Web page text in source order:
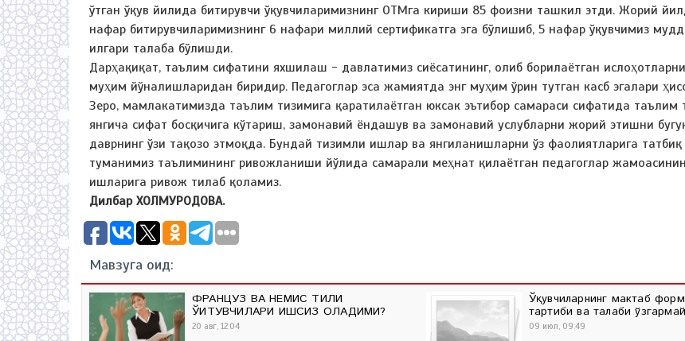
ўтган ўқув йилида битирувчи ўқувчиларимизнинг ОТМга кириши 85 фоизни ташкил этди. Жорий
нафар битирувчиларимизнинг 6 нафари миллий сертификатга эга бўлишиб, 5 нафар ўқувчимиз
илгари талаба бўлишди.
Дарҳақиқат, таълим сифатини яхшилаш - давлатимиз сиёсатининг, олиб борилаётган
муҳим йўналишларидан биридир. Педагоглар эса жамиятда энг муҳим ўрин тутган касб эгалари
Зеро, мамлакатимизда таълим тизимига қаратилаётган юксак эътибор самараси сифатида таълим
янгича сифат босқичига кўтариш, замонавий ёндашув ва замонавий услубларни жорий этишни
даврнинг ўзи тақозо этмоқда. Бундай тизимли ишлар ва янгиланишларни ўз фаолиятларига татбиқ
туманимиз таълимининг ривожланиши йўлида самарали меҳнат қилаётган педагоглар
ишларига ривож тилаб қоламиз.
Дилбар ХОЛМУРОДОВА.
Мавзуга оид:
ФРАНЦУЗ ВА НЕМИС ТИЛИ
ЎҚИТУВЧИЛАРИ ИШСИЗ ҚОЛАДИМИ?
20 авг, 12:04
Ўқувчиларнинг мактаб
тартиби ва талаби
09 июл, 09:49